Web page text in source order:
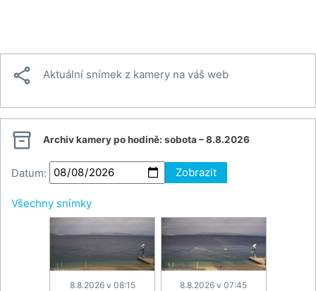
 Aktuální snímek z kamery na váš web
 Archiv kamery po hodině: sobota – 8.8.2026
Datum: Zobrazit
Všechny snímky
8.8.2026 v 08:15 8.8.2026 v 07:45